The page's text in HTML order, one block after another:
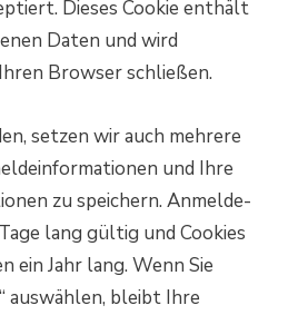
Dieses Cookie enthält
Daten und wird
Browser schließen.
setzen wir auch mehrere
und Ihre
zu speichern. Anmelde-
lang gültig und Cookies
ein Jahr lang. Wenn Sie
auswählen, bleibt Ihre